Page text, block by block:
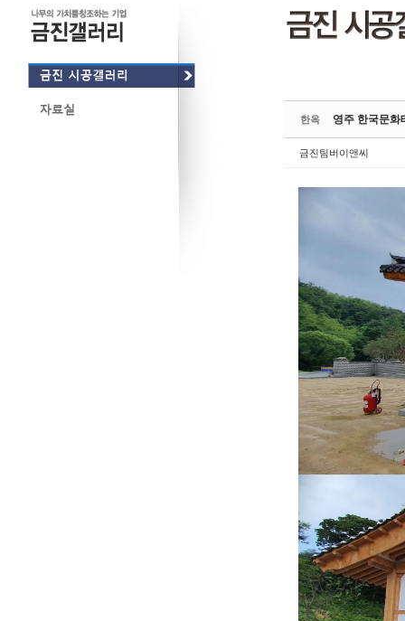
한옥 영주 한국문화
금진팀버이앤씨
Sketchbook5, 스케치북5
Sketchbook5, 스케치북5
Sketchbook5, 스케치북5
Sketchbook5, 스케치북5